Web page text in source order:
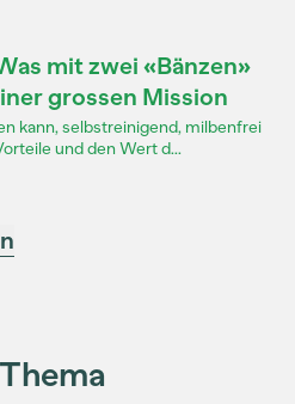
mit zwei «Bänzen»
grossen Mission
kann, selbstreinigend, milbenfrei
und den Wert d...